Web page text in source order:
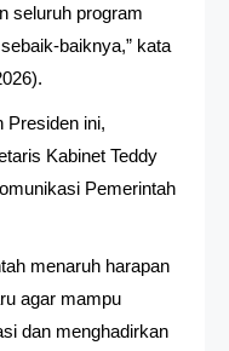
seluruh program
baiknya,” kata
Presiden ini,
Kabinet Teddy
Pemerintah
menaruh harapan
agar mampu
dan menghadirkan